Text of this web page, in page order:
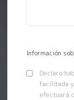
Información
Declaro
facilitada
efectuará